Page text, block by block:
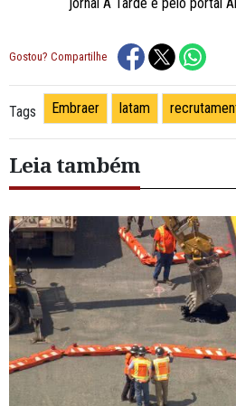
Gostou? Compartilhe
Tags Embraer latam
Leia também